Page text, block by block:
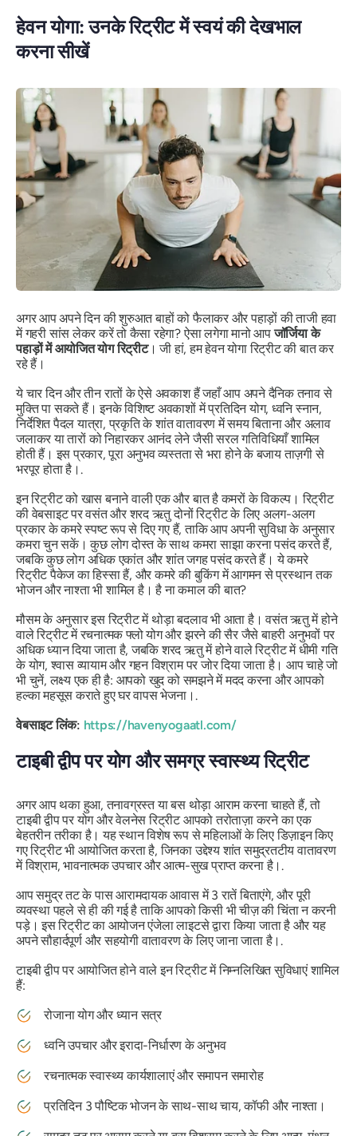
हेवन योगा: उनके रिट्रीट में स्वयं की देखभाल
करना सीखें
अगर आप अपने दिन की शुरुआत बाहों को फैलाकर और पहाड़ों की ताजी हवा
में गहरी सांस लेकर करें तो कैसा रहेगा? ऐसा लगेगा मानो आपजॉर्जिया के
पहाड़ों में आयोजित योग रिट्रीट। जी हां, हम हेवन योगा रिट्रीट की बात कर
रहे हैं।
ये चार दिन और तीन रातों के ऐसे अवकाश हैं जहाँ आप अपने दैनिक तनाव से
मुक्ति पा सकते हैं। इनके विशिष्ट अवकाशों में प्रतिदिन योग, ध्वनि स्नान,
निर्देशित पैदल यात्रा, प्रकृति के शांत वातावरण में समय बिताना और अलाव
जलाकर या तारों को निहारकर आनंद लेने जैसी सरल गतिविधियाँ शामिल
होती हैं। इस प्रकार, पूरा अनुभव व्यस्तता से भरा होने के बजाय ताज़गी से
भरपूर होता है।.
इन रिट्रीट को खास बनाने वाली एक और बात है कमरों के विकल्प। रिट्रीट
की वेबसाइट पर वसंत और शरद ऋतु दोनों रिट्रीट के लिए अलग-अलग
प्रकार के कमरे स्पष्ट रूप से दिए गए हैं, ताकि आप अपनी सुविधा के अनुसार
कमरा चुन सकें। कुछ लोग दोस्त के साथ कमरा साझा करना पसंद करते हैं,
जबकि कुछ लोग अधिक एकांत और शांत जगह पसंद करते हैं। ये कमरे
रिट्रीट पैकेज का हिस्सा हैं, और कमरे की बुकिंग में आगमन से प्रस्थान तक
भोजन और नाश्ता भी शामिल है। है ना कमाल की बात?
मौसम के अनुसार इस रिट्रीट में थोड़ा बदलाव भी आता है। वसंत ऋतु में होने
वाले रिट्रीट में रचनात्मक फ्लो योग और झरने की सैर जैसे बाहरी अनुभवों पर
अधिक ध्यान दिया जाता है, जबकि शरद ऋतु में होने वाले रिट्रीट में धीमी गति
के योग, श्वास व्यायाम और गहन विश्राम पर जोर दिया जाता है। आप चाहे जो
भी चुनें, लक्ष्य एक ही है: आपको खुद को समझने में मदद करना और आपको
हल्का महसूस कराते हुए घर वापस भेजना।.
वेबसाइट लिंक: https://havenyogaatl.com/
टाइबी द्वीप पर योग और समग्र स्वास्थ्य रिट्रीट
अगर आप थका हुआ, तनावग्रस्त या बस थोड़ा आराम करना चाहते हैं, तो
टाइबी द्वीप पर योग और वेलनेस रिट्रीट आपको तरोताज़ा करने का एक
बेहतरीन तरीका है। यह स्थान विशेष रूप से महिलाओं के लिए डिज़ाइन किए
गए रिट्रीट भी आयोजित करता है, जिनका उद्देश्य शांत समुद्रतटीय वातावरण
में विश्राम, भावनात्मक उपचार और आत्म-सुख प्राप्त करना है।.
आप समुद्र तट के पास आरामदायक आवास में 3 रातें बिताएंगे, और पूरी
व्यवस्था पहले से ही की गई है ताकि आपको किसी भी चीज़ की चिंता न करनी
पड़े। इस रिट्रीट का आयोजन एंजेला लाइटसे द्वारा किया जाता है और यह
अपने सौहार्दपूर्ण और सहयोगी वातावरण के लिए जाना जाता है।.
टाइबी द्वीप पर आयोजित होने वाले इन रिट्रीट में निम्नलिखित सुविधाएं शामिल
हैं:
रोजाना योग और ध्यान सत्र
ध्वनि उपचार और इरादा-निर्धारण के अनुभव
रचनात्मक स्वास्थ्य कार्यशालाएं और समापन समारोह
प्रतिदिन 3 पौष्टिक भोजन के साथ-साथ चाय, कॉफी और नाश्ता।